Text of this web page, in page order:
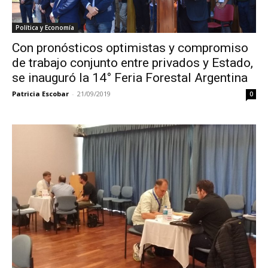
Política y Economía
Con pronósticos optimistas y compromiso
de trabajo conjunto entre privados y Estado,
se inauguró la 14° Feria Forestal Argentina
Patricia Escobar - 21/09/2019 0